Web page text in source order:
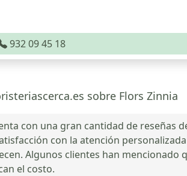
932 09 45 18
sobre Flors Zinnia
con una gran cantidad de reseñas
con la atención
Algunos clientes han
el costo.